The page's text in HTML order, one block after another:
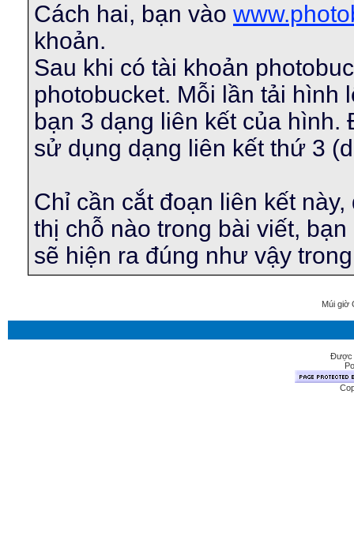
Cách hai, bạn vào
khoản.
Sau khi có tài khoản
photobucket. Mỗi lần tải hình
bạn 3 dạng liên kết của
sử dụng dạng liên kết thứ 3
Chỉ cần cắt đoạn liên kết
thị chỗ nào trong bài viết,
sẽ hiện ra đúng như vậy
Múi giờ
Được